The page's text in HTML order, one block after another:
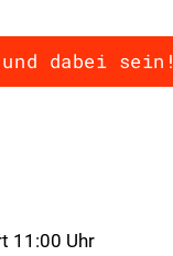
und dabei sein!
11:00 Uhr